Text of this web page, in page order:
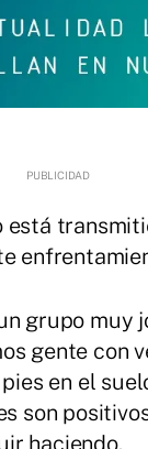
está
grupo muy
gente con
en el
son
haciendo.